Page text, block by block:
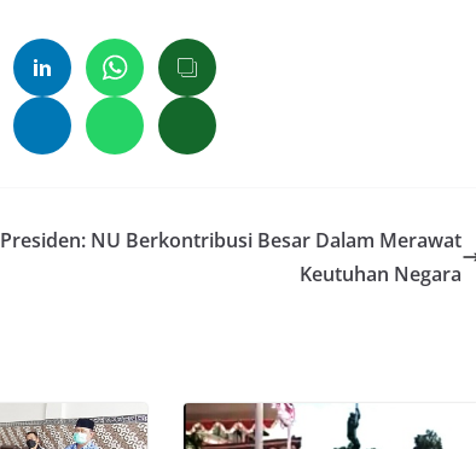
Presiden: NU Berkontribusi Besar Dalam Merawat
Keutuhan Negara